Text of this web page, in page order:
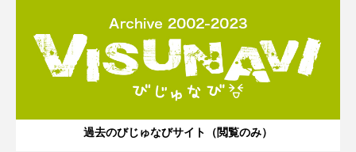
過去のびじゅなびサイト（閲覧のみ）